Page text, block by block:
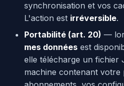
synchronisation et vos
L'action est irréversible.
Portabilité (art. 20) —
mes données est
elle télécharge un fichier
machine contenant votre